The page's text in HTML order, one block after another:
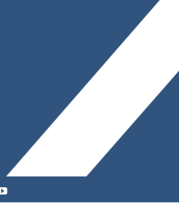
YouTube